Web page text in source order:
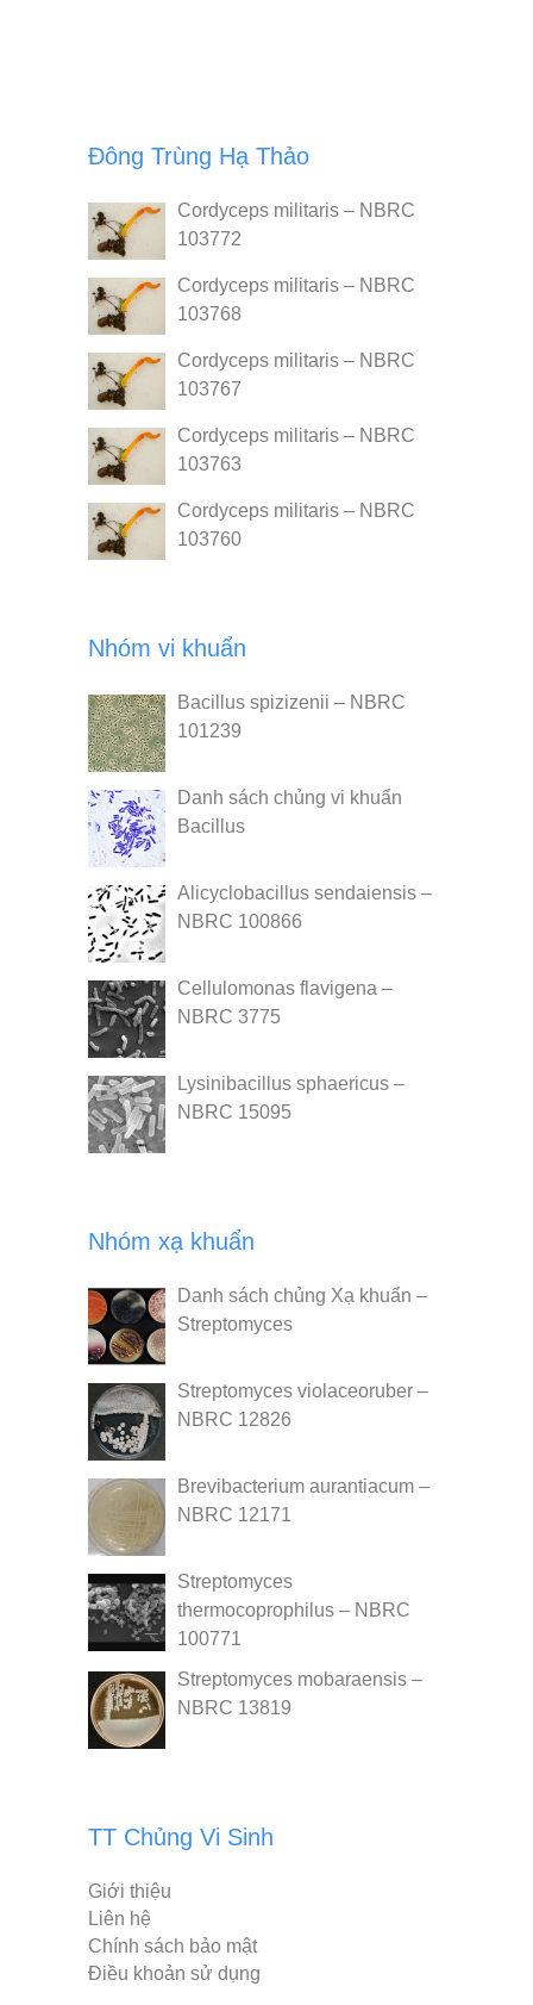
Đông Trùng Hạ Thảo
Cordyceps militaris – NBRC
103772
Cordyceps militaris – NBRC
103768
Cordyceps militaris – NBRC
103767
Cordyceps militaris – NBRC
103763
Cordyceps militaris – NBRC
103760
Nhóm vi khuẩn
Bacillus spizizenii – NBRC
101239
Danh sách chủng vi khuẩn
Bacillus
Alicyclobacillus sendaiensis –
NBRC 100866
Cellulomonas flavigena –
NBRC 3775
Lysinibacillus sphaericus –
NBRC 15095
Nhóm xạ khuẩn
Danh sách chủng Xạ khuẩn –
Streptomyces
Streptomyces violaceoruber –
NBRC 12826
Brevibacterium aurantiacum –
NBRC 12171
Streptomyces
thermocoprophilus – NBRC
100771
Streptomyces mobaraensis –
NBRC 13819
TT Chủng Vi Sinh
Giới thiệu
Liên hệ
Chính sách bảo mật
Điều khoản sử dụng